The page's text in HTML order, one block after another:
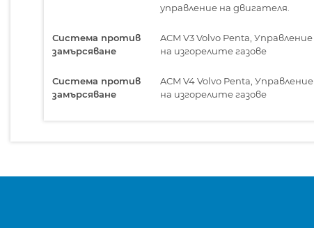
управление на двигателя.
Система против
замърсяване
ACM V3 Volvo Penta, Управление
на изгорелите газове
Система против
замърсяване
ACM V4 Volvo Penta, Управление
на изгорелите газове